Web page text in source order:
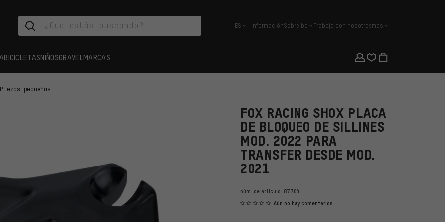
español
ES InformaciónSobre bc Trabaja con nosotrosmás
BICICLETASNIÑOSGRAVEL MARCAS
Piezas pequeñas
FOX RACING SHOX PLACA
DE BLOQUEO DE SILLINES
MOD. 2022 PARA
TRANSFER DESDE MOD.
2021
núm. de artículo: 87704
Aún no hay comentarios